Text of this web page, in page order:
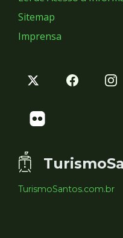
Sitemap
Imprensa
TurismoSantos.com.br